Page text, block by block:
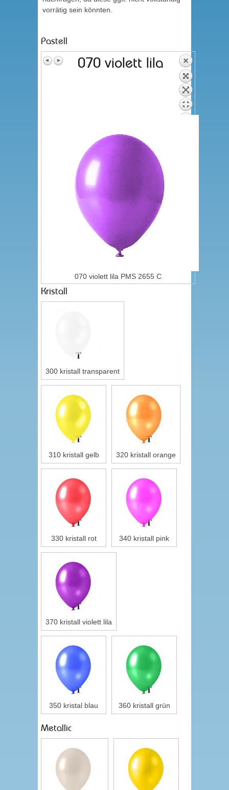
vorrätig sein könnten.
Pastell
070 violett lila
070 violett lila PMS 2655 C
Kristall
300 kristall transparent
310 kristall gelb 320 kristall orange
330 kristall rot 340 kristall pink
370 kristall violett lila
350 kristal blau 360 kristall grün
Metallic